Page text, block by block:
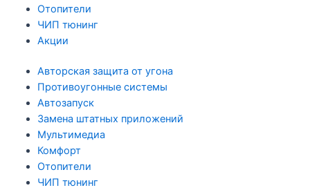
Отопители
ЧИП тюнинг
Акции
Авторская защита от угона
Противоугонные системы
Автозапуск
Замена штатных приложений
Мультимедиа
Комфорт
Отопители
ЧИП тюнинг